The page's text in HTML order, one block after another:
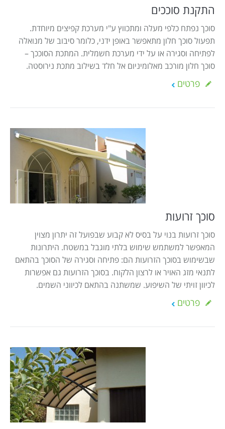
מאמרים
צור קשר
הוסף עסק
מדיניות עוגיות
מדיניות הפרטיות
התקנת סוככים
סוכך נפתח כלפי מעלה ומתכווץ ע"י מערכת קפיצים מיוחדת.
תפעול סוכך חלון מתאפשר באופן ידני, כלומר סיבוב של מנואלה
לפתיחה וסגירה או על ידי מערכת חשמלית. המתכת הסוככך –
סוכך חלון מורכב מאלומיניום אל חלד בשילוב מתכת נירוסטה.
פרטים
סוכך זרועות
סוכך זרועות בנוי על בסיס לא קבוע שבפועל זה יתרון מצוין
המאפשר למשתמש שימוש בלתי מוגבל במשטח. היתרונות
שבשימוש בסוכך הזרועות הם: פתיחה וסגירה של הסוכך בהתאם
לתנאי מזג האויר או לרצון הלקוח. בסוכך הזרועות גם אפשרות
לכיוון זויתי של השיפוע. שמשתנה בהתאם לכיווני השמים.
פרטים